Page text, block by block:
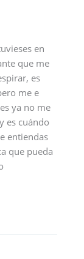
en
que me
es
me e
ya no me
es cuándo
entiendas
que pueda